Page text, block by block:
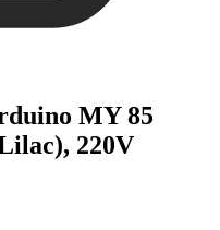
MY 85
220V